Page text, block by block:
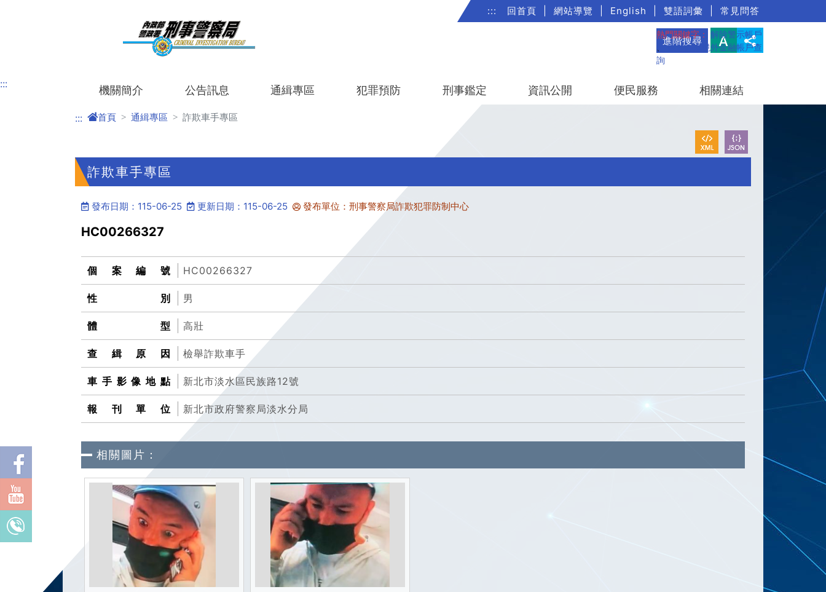
::: 回首頁 網站導覽 English 雙語詞彙 常見問答
進階搜尋
熱門關鍵字： 解除警示帳戶
、疑涉詐欺境外金融帳戶查
詢
::: 機關簡介 公告訊息 通緝專區 犯罪預防 刑事鑑定 資訊公開 便民服務 相關連結
::: 首頁 通緝專區 詐欺車手專區
詐欺車手專區
發布日期：115-06-25 更新日期：115-06-25 發布單位：刑事警察局詐欺犯罪防制中心
HC00266327
個案編號 HC00266327
性別 男
體型 高壯
查緝原因 檢舉詐欺車手
車手影像地點 新北市淡水區民族路12號
報刊單位 新北市政府警察局淡水分局
相關圖片：